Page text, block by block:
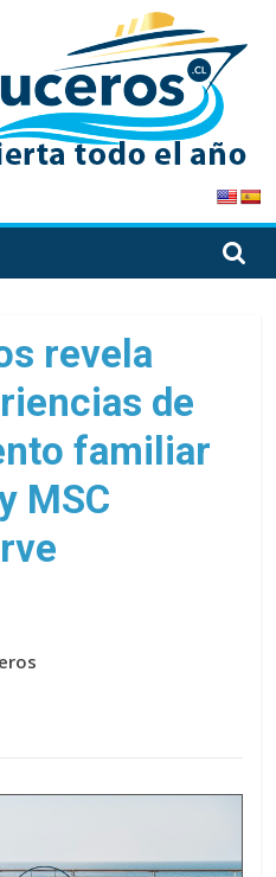
revela
de
familiar
MSC